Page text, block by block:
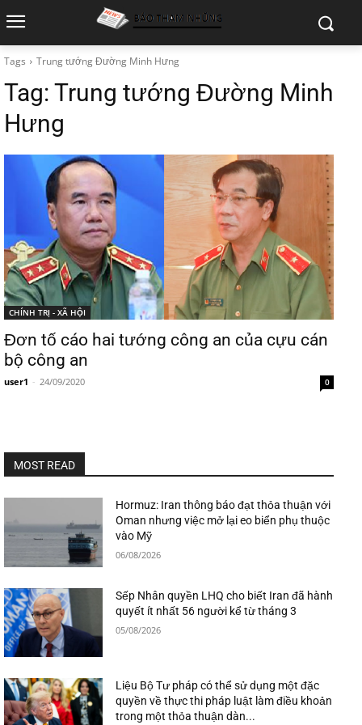
Tags Trung tướng Đường Minh Hưng
Tag: Trung tướng Đường Minh
Hưng
CHÍNH TRỊ - XÃ HỘI
Đơn tố cáo hai tướng công an của cựu cán
bộ công an
user1 - 24/09/2020 0
MOST READ
Hormuz: Iran thông báo đạt thỏa thuận với
Oman nhưng việc mở lại eo biển phụ thuộc
vào Mỹ
06/08/2026
Sếp Nhân quyền LHQ cho biết Iran đã hành
quyết ít nhất 56 người kể từ tháng 3
05/08/2026
Liệu Bộ Tư pháp có thể sử dụng một đặc
quyền về thực thi pháp luật làm điều khoản
trong một thỏa thuận dàn...